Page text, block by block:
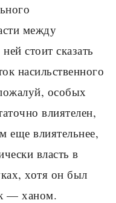
между
стоит сказать
насильственного
особых
влиятелен,
еще влиятельнее,
власть в
хотя он был
— ханом.